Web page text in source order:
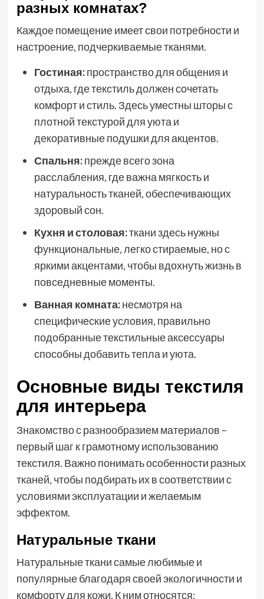
разных комнатах?
Каждое помещение имеет свои потребности и
настроение, подчеркиваемые тканями.
Гостиная:пространство для общения и
отдыха, где текстиль должен сочетать
комфорт и стиль. Здесь уместны шторы с
плотной текстурой для уюта и
декоративные подушки для акцентов.
Спальня:прежде всего зона
расслабления, где важна мягкость и
натуральность тканей, обеспечивающих
здоровый сон.
Кухня и столовая:ткани здесь нужны
функциональные, легко стираемые, но с
яркими акцентами, чтобы вдохнуть жизнь в
повседневные моменты.
Ванная комната:несмотря на
специфические условия, правильно
подобранные текстильные аксессуары
способны добавить тепла и уюта.
Основные виды текстиля
для интерьера
Знакомство с разнообразием материалов –
первый шаг к грамотному использованию
текстиля. Важно понимать особенности разных
тканей, чтобы подбирать их в соответствии с
условиями эксплуатации и желаемым
эффектом.
Натуральные ткани
Натуральные ткани самые любимые и
популярные благодаря своей экологичности и
комфорту для кожи. К ним относятся: